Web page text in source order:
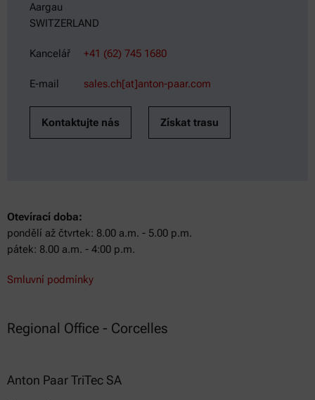
Aargau
SWITZERLAND
Kancelář +41 (62) 745 1680
E-mail sales.ch[at]anton-paar.com
Kontaktujte nás Získat trasu
Otevírací doba:
pondělí až čtvrtek: 8.00 a.m. - 5.00 p.m.
pátek: 8.00 a.m. - 4:00 p.m.
Smluvní podmínky
Regional Office - Corcelles
Anton Paar TriTec SA